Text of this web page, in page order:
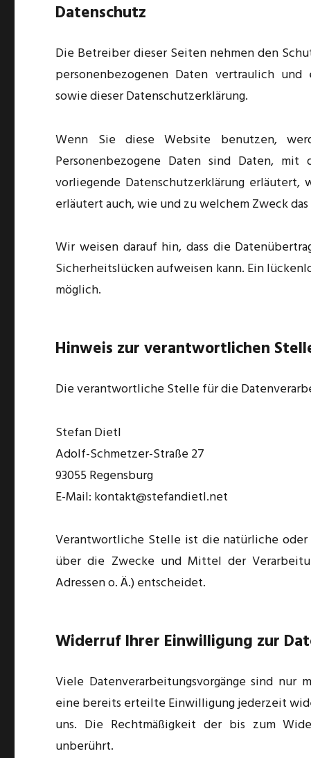
Datenschutz
Die Betreiber dieser Seiten nehmen den
personenbezogenen Daten vertraulich
sowie dieser Datenschutzerklärung.
Wenn Sie diese Website benutzen,
Personenbezogene Daten sind Daten,
vorliegende Datenschutzerklärung
erläutert auch, wie und zu welchem Zweck
Wir weisen darauf hin, dass die
Sicherheitslücken aufweisen kann. Ein
möglich.
Hinweis zur verantwortlichen
Die verantwortliche Stelle für die
Stefan Dietl
Adolf-Schmetzer-Straße 27
93055 Regensburg
E-Mail: kontakt@stefandietl.net
Verantwortliche Stelle ist die natürliche oder
über die Zwecke und Mittel der
Adressen o. Ä.) entscheidet.
Widerruf Ihrer Einwilligung zur
Viele Datenverarbeitungsvorgänge sind nur
eine bereits erteilte Einwilligung jederzeit
uns. Die Rechtmäßigkeit der bis zum
unberührt.